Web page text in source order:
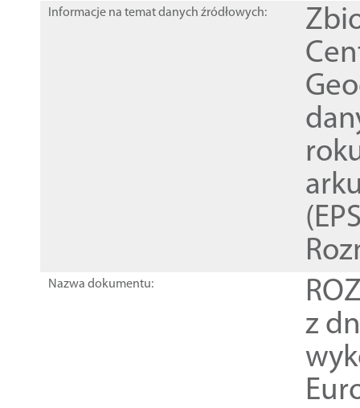
Informacje na temat danych źródłowych:
Nazwa dokumentu:
z